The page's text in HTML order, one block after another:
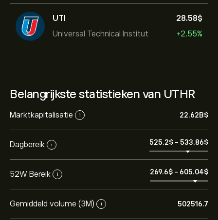
UTI
Universal Technical Institut
28.58‎$‎
+2.55%
Belangrijkste statistieken van UTHR
Marktkapitalisatie i 22.62B‎$‎
Dagbereik i 525.2‎$‎ - 533.86‎$‎
52W Bereik i 269.6‎$‎ - 605.04‎$‎
Gemiddeld volume (3M) i 502516.7